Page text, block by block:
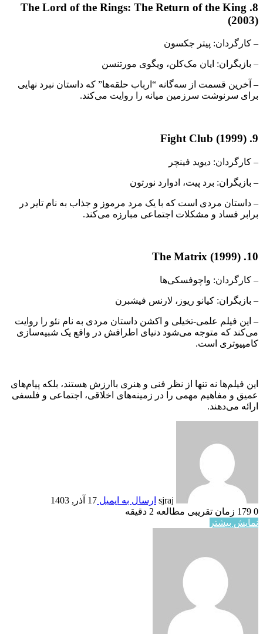
8. The Lord of the Rings: The Return of the King
(2003)
– کارگردان: پیتر جکسون
– بازیگران: ایان مک‌کلن، ویگوی مورتنسن
– آخرین قسمت از سه‌گانه “ارباب حلقه‌ها” که داستان نبرد نهایی
برای سرنوشت سرزمین میانه را روایت می‌کند.
9. Fight Club (1999)
– کارگردان: دیوید فینچر
– بازیگران: برد پیت، ادوارد نورتون
– داستان مردی است که با یک مرد مرموز و جذاب به نام تایر در
برابر فساد و مشکلات اجتماعی مبارزه می‌کند.
10. The Matrix (1999)
– کارگردان: واچوفسکی‌ها
– بازیگران: کیانو ریوز، لارنس فیشبرن
– این فیلم علمی-تخیلی و اکشن داستان مردی به نام نئو را روایت
می‌کند که متوجه می‌شود دنیای اطرافش در واقع یک شبیه‌سازی
کامپیوتری است.
این فیلم‌ها نه تنها از نظر فنی و هنری باارزش هستند، بلکه پیام‌های
عمیق و مفاهیم مهمی را در زمینه‌های اخلاقی، اجتماعی و فلسفی
ارائه می‌دهند.
sjraj ارسال به ایمیل 17 آذر, 1403
0
زمان تقریبی مطالعه 2 دقیقه
نمایش بیشتر